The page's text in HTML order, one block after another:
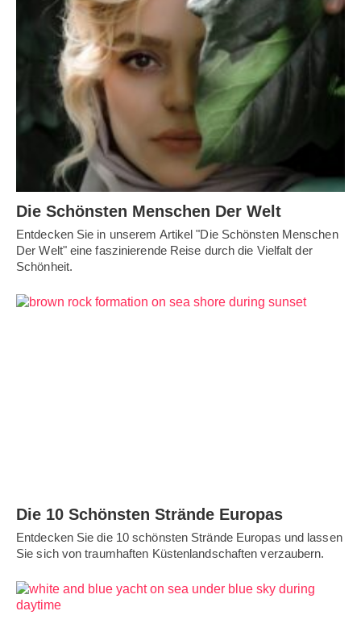
Die Schönsten Menschen Der Welt
Entdecken Sie in unserem Artikel "Die Schönsten Menschen
Der Welt" eine faszinierende Reise durch die Vielfalt der
Schönheit.
Die 10 Schönsten Strände Europas
Entdecken Sie die 10 schönsten Strände Europas und lassen
Sie sich von traumhaften Küstenlandschaften verzaubern.